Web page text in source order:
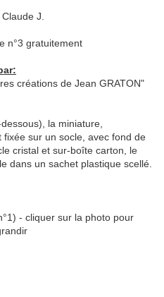
J.
n°3 gratuitement
créations de Jean GRATON"
la miniature,
sur un socle, avec fond de
cristal et sur-boîte carton, le
dans un sachet plastique scellé.
- cliquer sur la photo pour